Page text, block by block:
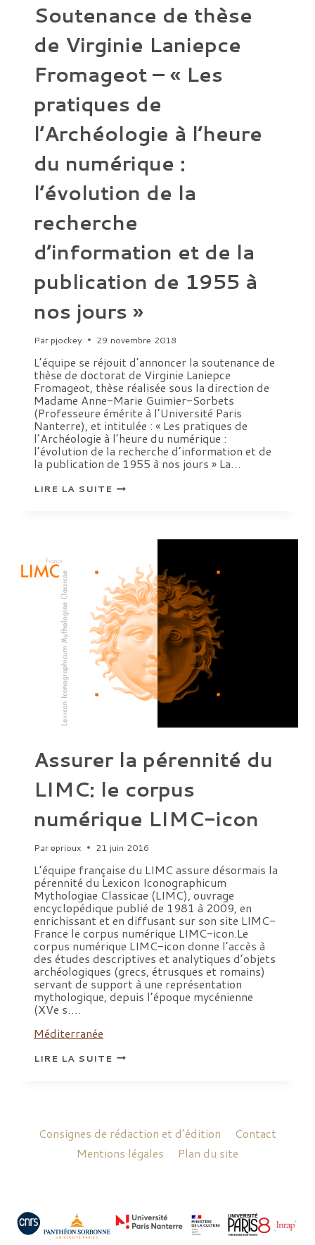
Soutenance de thèse
de Virginie Laniepce
Fromageot – « Les
pratiques de
l’Archéologie à l’heure
du numérique :
l’évolution de la
recherche
d’information et de la
publication de 1955 à
nos jours »
Par pjockey 29 novembre 2018
L’équipe se réjouit d’annoncer la soutenance de
thèse de doctorat de Virginie Laniepce
Fromageot, thèse réalisée sous la direction de
Madame Anne-Marie Guimier-Sorbets
(Professeure émérite à l’Université Paris
Nanterre), et intitulée : « Les pratiques de
l’Archéologie à l’heure du numérique :
l’évolution de la recherche d’information et de
la publication de 1955 à nos jours » La…
LIRE LA SUITESOUTENANCE
DE
« LES
PRATIQUES
DE
L’ARCHÉOLOGIE
À
L’HEURE
DU
NUMÉRIQUE
:
L’ÉVOLUTION
DE
LA
RECHERCHE
D’INFORMATION
1955
À
Assurer la pérennité du
LIMC: le corpus
numérique LIMC-icon
Pareprioux 21 juin 2016
L’équipe française du LIMC assure désormais la
pérennité du Lexicon Iconographicum
Mythologiae Classicae (LIMC), ouvrage
encyclopédique publié de 1981 à 2009, en
enrichissant et en diffusant sur son site LIMC-
France le corpus numérique LIMC-icon.Le
corpus numérique LIMC-icon donne l’accès à
des études descriptives et analytiques d’objets
archéologiques (grecs, étrusques et romains)
servant de support à une représentation
mythologique, depuis l’époque mycénienne
(XVe s….
Méditerranée
LIRE LA SUITEASSURER
LA
LIMC-
Consignes de rédaction et d’édition
Contact
Mentions légales
Plan du site